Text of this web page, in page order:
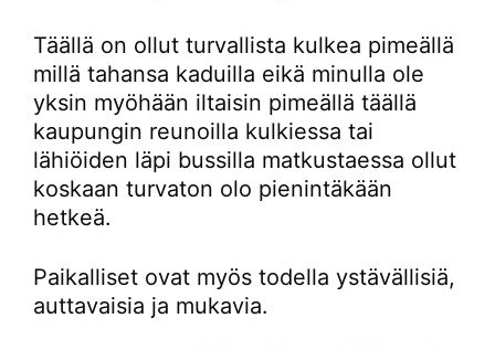
Täällä on ollut turvallista kulkea pimeällä
millä tahansa kaduilla eikä minulla ole
yksin myöhään iltaisin pimeällä täällä
kaupungin reunoilla kulkiessa tai
lähiöiden läpi bussilla matkustaessa ollut
koskaan turvaton olo pienintäkään
hetkeä.
Paikalliset ovat myös todella ystävällisiä,
auttavaisia ja mukavia.